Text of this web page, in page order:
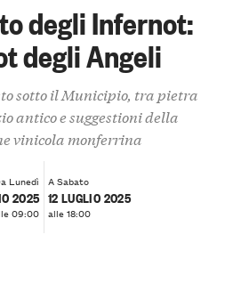
degli Infernot:
degli Angeli
sotto il Municipio, tra pietra
antico e suggestioni della
vinicola monferrina
Lunedì
2025
09:00
A Sabato
12 LUGLIO 2025
alle 18:00